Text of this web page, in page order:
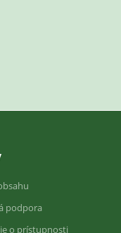
podpora
o prístupnosti